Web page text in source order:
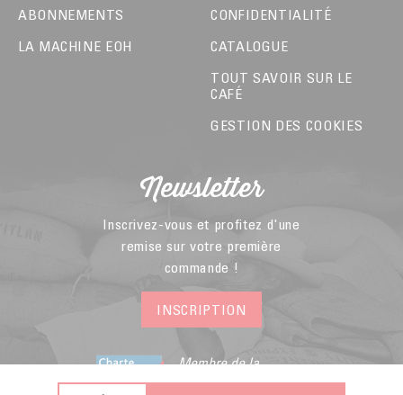
ABONNEMENTS
LA MACHINE EOH
CONFIDENTIALITÉ
CATALOGUE
TOUT SAVOIR SUR LE
CAFÉ
GESTION DES COOKIES
Newsletter
Inscrivez-vous et profitez d'une
remise sur votre première
commande !
INSCRIPTION
Membre de la
Fédération du E-